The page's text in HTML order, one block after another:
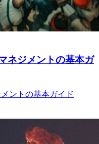
ネジメントの基本ガ
ントの基本ガイド